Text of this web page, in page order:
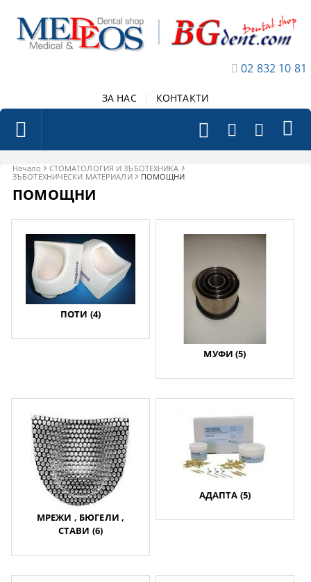
02 832 10 81
ЗА НАС КОНТАКТИ
Начало
СТОМАТОЛОГИЯ И ЗЪБОТЕХНИКА
ЗЪБОТЕХНИЧЕСКИ МАТЕРИАЛИ
ПОМОЩНИ
ПОМОЩНИ
ПОТИ (4)
МУФИ (5)
МРЕЖИ , БЮГЕЛИ ,
СТАВИ (6)
АДАПТА (5)